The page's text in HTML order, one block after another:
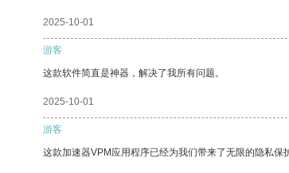
2025-10-01
游客
这款软件简直是神器，解决了我所有问题。
2025-10-01
游客
这款加速器VPM应用程序已经为我们带来了无限的隐私保